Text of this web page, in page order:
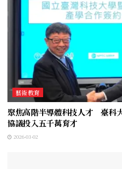
藝術教育
聚焦高階半導體科技人才 臺科
協議投入五千萬育才
2026-03-02